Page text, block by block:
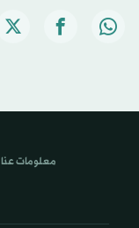
معلومات عنا